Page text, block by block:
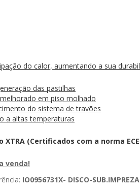
do calor, aumentando a sua
das pastilhas
em piso molhado
do sistema de travões
a altas temperaturas
XTRA (Certificados com a norma
venda!
IO0956731X- DISCO-